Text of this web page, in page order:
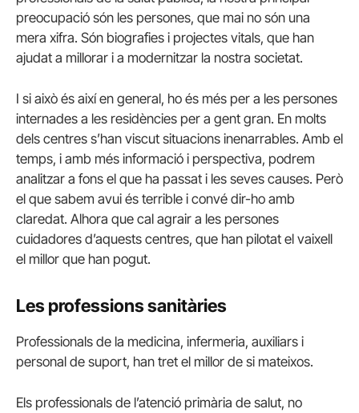
preocupació són les persones, que mai no són una
mera xifra. Són biografies i projectes vitals, que han
ajudat a millorar i a modernitzar la nostra societat.
I si això és així en general, ho és més per a les persones
internades a les residències per a gent gran. En molts
dels centres s’han viscut situacions inenarrables. Amb el
temps, i amb més informació i perspectiva, podrem
analitzar a fons el que ha passat i les seves causes. Però
el que sabem avui és terrible i convé dir-ho amb
claredat. Alhora que cal agrair a les persones
cuidadores d’aquests centres, que han pilotat el vaixell
el millor que han pogut.
Les professions sanitàries
Professionals de la medicina, infermeria, auxiliars i
personal de suport, han tret el millor de si mateixos.
Els professionals de l’atenció primària de salut, no